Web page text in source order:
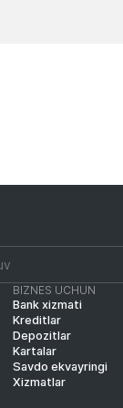
BIZNES UCHUN
Bank xizmati
Kreditlar
Depozitlar
Kartalar
Savdo ekvayringi
Xizmatlar